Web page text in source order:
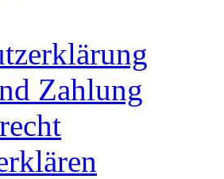
Zahlung